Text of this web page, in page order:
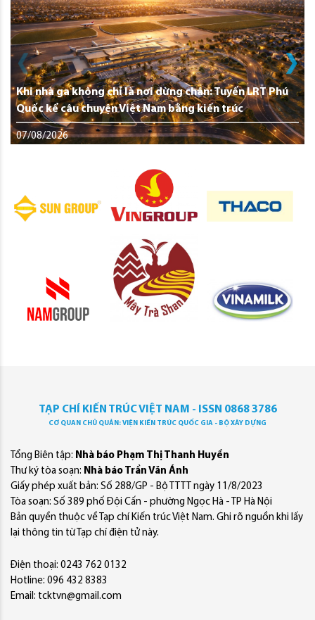
Khi nhà ga không chỉ là nơi dừng chân: Tuyến LRT Phú
Quốc kể câu chuyện Việt Nam bằng kiến trúc
07/08/2026
TẠP CHÍ KIẾN TRÚC VIỆT NAM - ISSN 0868 3786
CƠ QUAN CHỦ QUẢN: VIỆN KIẾN TRÚC QUỐC GIA - BỘ XÂY DỰNG
Tổng Biên tập: Nhà báo Phạm Thị Thanh Huyền
Thư ký tòa soạn: Nhà báo Trần Văn Ánh
Giấy phép xuất bản: Số 288/GP - Bộ TTTT ngày 11/8/2023
Tòa soạn: Số 389 phố Đội Cấn - phường Ngọc Hà - TP Hà Nội
Bản quyền thuộc về Tạp chí Kiến trúc Việt Nam. Ghi rõ nguồn khi lấy
lại thông tin từ Tạp chí điện tử này.
Điện thoại: 0243 762 0132
Hotline: 096 432 8383
Email: tcktvn@gmail.com